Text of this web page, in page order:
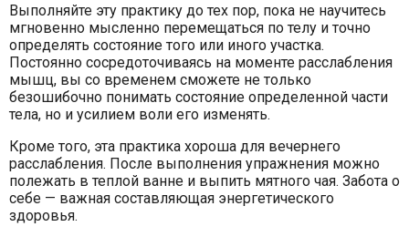
Выполняйте эту практику до тех пор, пока не научитесь
мгновенно мысленно перемещаться по телу и точно
определять состояние того или иного участка.
Постоянно сосредоточиваясь на моменте расслабления
мышц, вы со временем сможете не только
безошибочно понимать состояние определенной части
тела, но и усилием воли его изменять.
Кроме того, эта практика хороша для вечернего
расслабления. После выполнения упражнения можно
полежать в теплой ванне и выпить мятного чая. Забота о
себе — важная составляющая энергетического
здоровья.